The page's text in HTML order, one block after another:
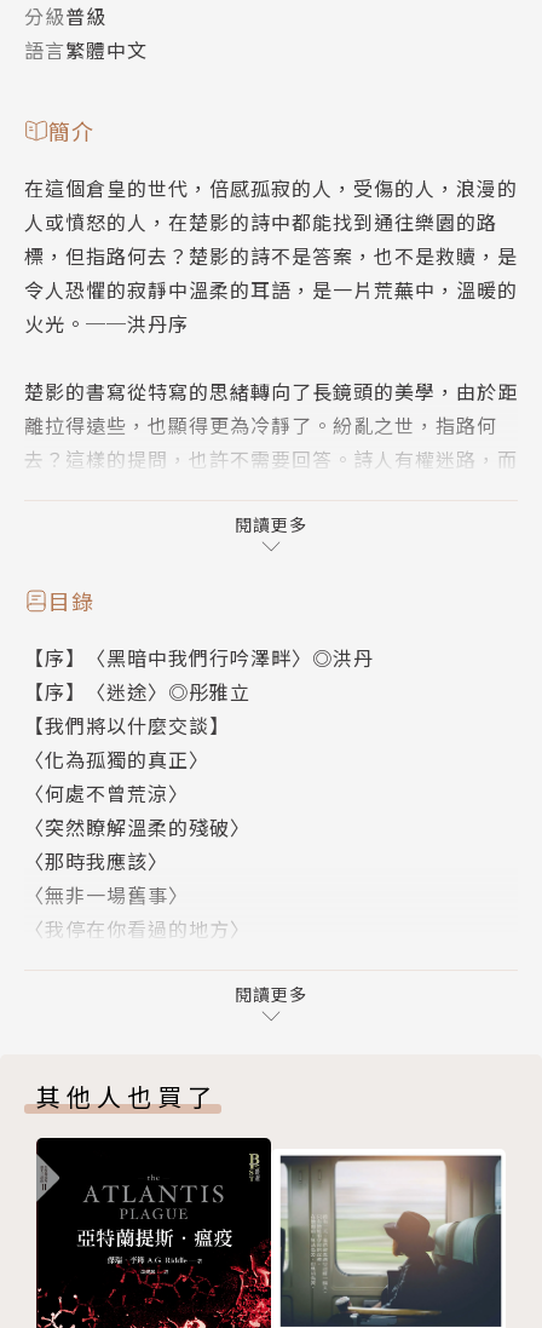
分級普級
語言繁體中文
簡介
在這個倉皇的世代，倍感孤寂的人，受傷的人，浪漫的
人或憤怒的人，在楚影的詩中都能找到通往樂園的路
標，但指路何去？楚影的詩不是答案，也不是救贖，是
令人恐懼的寂靜中溫柔的耳語，是一片荒蕪中，溫暖的
火光。──洪丹序
楚影的書寫從特寫的思緒轉向了長鏡頭的美學，由於距
離拉得遠些，也顯得更為冷靜了。紛亂之世，指路何
去？這樣的提問，也許不需要回答。詩人有權迷路，而
不會輕言放棄。
文字永遠懷抱著進取的信念。即使一時之間，沒有獲得
相當的回報，也無所謂，因為每個作者的一開始不都是
零嗎？只要更專注文字就行了。
文字本身，其實已經是對自己最珍貴的回報了。──後
記〈三百首詩的重量〉
作者簡介
楚影
一九八八年生。曾獲優秀青年詩人獎。
你》。小說《封魂錄》。
閱讀更多
目錄
【序】〈黑暗中我們行吟澤畔〉◎洪丹
【序】〈迷途〉◎彤雅立
【我們將以什麼交談】
〈化為孤獨的真正〉
〈何處不曾荒涼〉
〈突然瞭解溫柔的殘破〉
〈那時我應該〉
〈無非一場舊事〉
〈我停在你看過的地方〉
〈雖然世界已經不夠晴朗〉
〈愛從未拒絕存在〉
〈詩人也會過勞死嗎〉
〈我們無法避免殊途〉
〈你我歲月變得虛無〉
〈看過了一萬次的寂寞〉
〈去更適合的遠方〉
閱讀更多
其他人也買了